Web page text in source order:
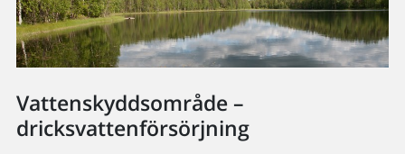
Vattenskyddsområde –
dricksvattenförsörjning